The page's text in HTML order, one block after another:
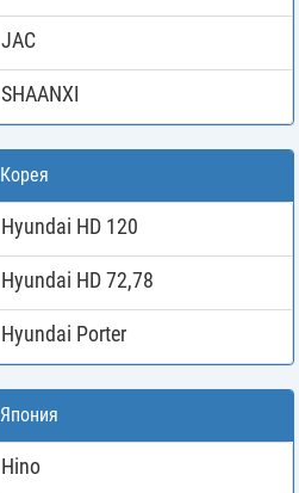
JAC
SHAANXI
Корея
Hyundai HD 120
Hyundai HD 72,78
Hyundai Porter
Япония
Hino